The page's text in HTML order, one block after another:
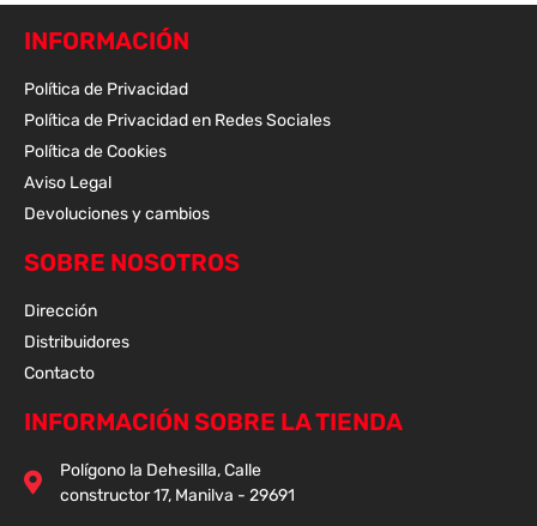
INFORMACIÓN
Política de Privacidad
Política de Privacidad en Redes Sociales
Política de Cookies
Aviso Legal
Devoluciones y cambios
SOBRE NOSOTROS
Dirección
Distribuidores
Contacto
INFORMACIÓN SOBRE LA TIENDA
Polígono la Dehesilla, Calle
constructor 17, Manilva - 29691